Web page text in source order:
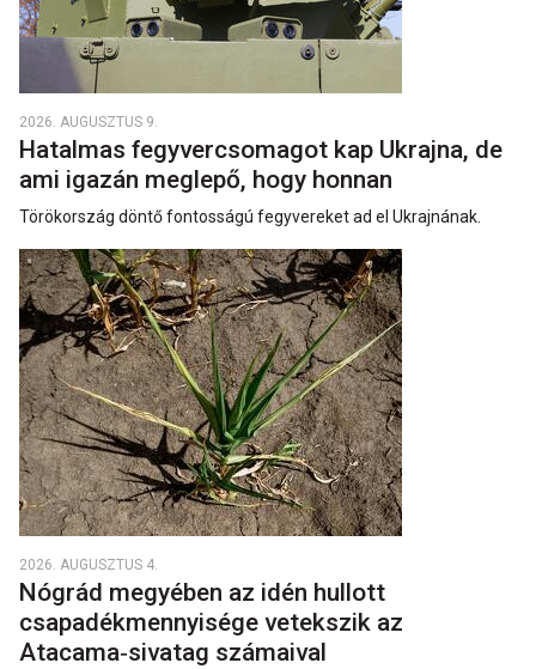
2026. AUGUSZTUS 9.
Hatalmas fegyvercsomagot kap Ukrajna, de
ami igazán meglepő, hogy honnan
Törökország döntő fontosságú fegyvereket ad el Ukrajnának.
2026. AUGUSZTUS 4.
Nógrád megyében az idén hullott
csapadékmennyisége vetekszik az
Atacama‑sivatag számaival